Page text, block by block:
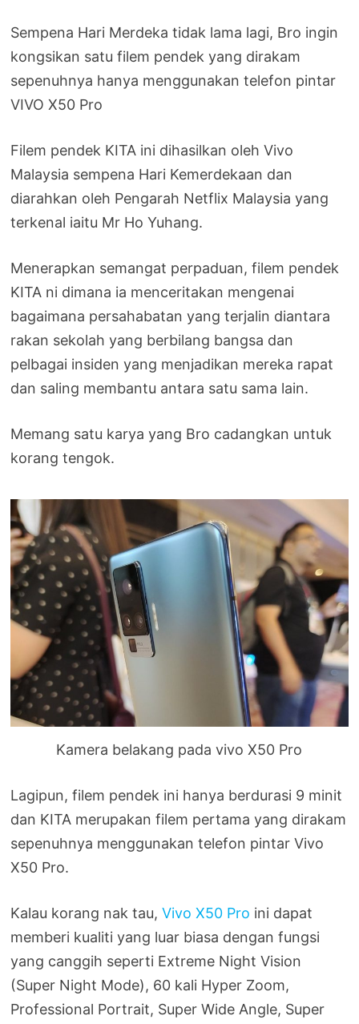
Sempena Hari Merdeka tidak lama lagi, Bro ingin
kongsikan satu filem pendek yang dirakam
sepenuhnya hanya menggunakan telefon pintar
VIVO X50 Pro
Filem pendek KITA ini dihasilkan oleh Vivo
Malaysia sempena Hari Kemerdekaan dan
diarahkan oleh Pengarah Netflix Malaysia yang
terkenal iaitu Mr Ho Yuhang.
Menerapkan semangat perpaduan, filem pendek
KITA ni dimana ia menceritakan mengenai
bagaimana persahabatan yang terjalin diantara
rakan sekolah yang berbilang bangsa dan
pelbagai insiden yang menjadikan mereka rapat
dan saling membantu antara satu sama lain.
Memang satu karya yang Bro cadangkan untuk
korang tengok.
Kamera belakang pada vivo X50 Pro
Lagipun, filem pendek ini hanya berdurasi 9 minit
dan KITA merupakan filem pertama yang dirakam
sepenuhnya menggunakan telefon pintar Vivo
X50 Pro.
Kalau korang nak tau,Vivo X50 Pro ini dapat
memberi kualiti yang luar biasa dengan fungsi
yang canggih seperti Extreme Night Vision
(Super Night Mode), 60 kali Hyper Zoom,
Professional Portrait, Super Wide Angle, Super